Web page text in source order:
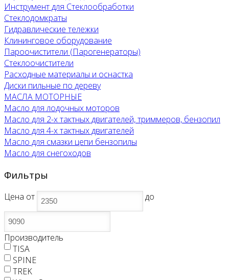
Инструмент для Стеклообработки
Стеклодомкраты
Гидравлические тележки
Клининговое оборудование
Пароочистители (Парогенераторы)
Стеклоочистители
Расходные материалы и оснастка
Диски пильные по дереву
МАСЛА МОТОРНЫЕ
Масло для лодочных моторов
Масло для 2-х тактных двигателей, триммеров, бензопил
Масло для 4-х тактных двигателей
Масло для смазки цепи бензопилы
Масло для снегоходов
Фильтры
Цена от до
Производитель
TISA
SPINE
TREK